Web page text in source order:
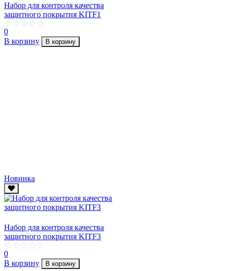
Набор для контроля качества
защитного покрытия KITF1
0
В корзину
В корзину
Новинка
Набор для контроля качества
защитного покрытия KITF3
0
В корзину
В корзину